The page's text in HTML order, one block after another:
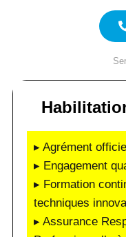
▸ Agrément
▸ Engagement
▸ Formation
techniques
▸ Assurance